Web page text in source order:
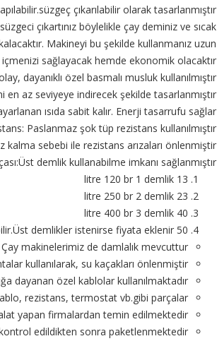
çıkarılabilir olarak tasarlanmıştır.
çıkartınız böylelikle çay deminiz ve sıcak
Makineyi bu şekilde kullanmanız uzun
sağlayacak hemde ekonomik olacaktır.
dayanıklı özel basmalı musluk kullanılmıştır
en az seviyeye indirecek şekilde tasarlanmıştır.
ısıda sabit kalır. Enerji tasarrufu sağlar.
Paslanmaz şok tüp rezistans kullanılmıştır.
kalma sebebi ile rezistans arızaları önlenmiştir.
demlik kullanabilme imkanı sağlanmıştır.
13 litre 120 br 1 demlik
23 litre 250 br 2 demlik
40 litre 400 br 3 demlik
50 litre 500 br 4 demlik kullanılabilir.Üst demlikler istenirse fiyata eklenir.
Çay makinelerimiz de damlalık mevcuttur.
kullanılarak, su kaçakları önlenmiştir.
dayanan özel kablolar kullanılmaktadır.
rezistans, termostat vb.gibi parçalar
yapan firmalardan temin edilmektedir.
edildikten sonra paketlenmektedir.